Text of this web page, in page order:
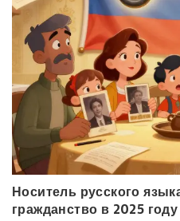
Носитель русского
гражданство в 2025 году